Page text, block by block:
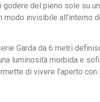
del pieno sole su
invisibile
Garda da 6 metri
luminosità morbida e
di vivere l’aperto